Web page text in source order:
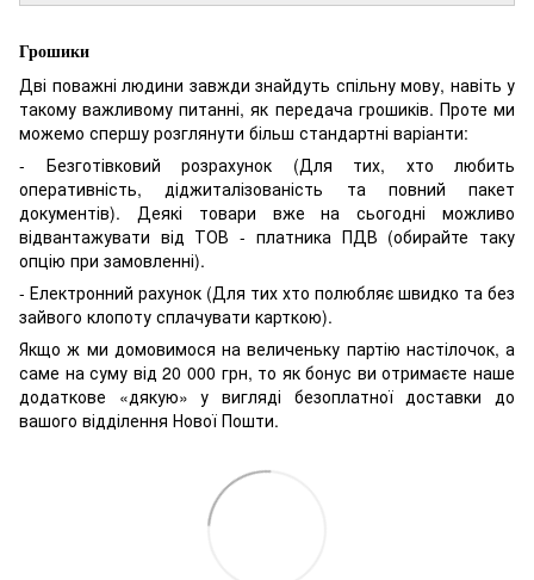
Грошики
Дві поважні людини завжди знайдуть спільну мову, навіть у
такому важливому питанні, як передача грошиків. Проте ми
можемо спершу розглянути більш стандартні варіанти:
- Безготівковий розрахунок (Для тих, хто любить
оперативність, діджиталізованість та повний пакет
документів). Деякі товари вже на сьогодні можливо
відвантажувати від ТОВ - платника ПДВ (обирайте таку
опцію при замовленні).
- Електронний рахунок (Для тих хто полюбляє швидко та без
зайвого клопоту сплачувати карткою).
Якщо ж ми домовимося на величеньку партію настілочок, а
саме на суму від 20 000 грн, то як бонус ви отримаєте наше
додаткове «дякую» у вигляді безоплатної доставки до
вашого відділення Нової Пошти.